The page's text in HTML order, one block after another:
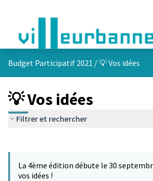
Budget Participatif 2021 /💡 Vos idées
💡 Vos idées
Filtrer et rechercher
La 4ème édition débute le 30
vos idées !